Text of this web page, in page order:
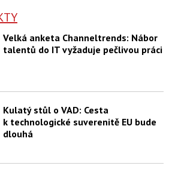
Velká anketa Channeltrends: Nábor
talentů do IT vyžaduje pečlivou práci
Kulatý stůl o VAD: Cesta
k technologické suverenitě EU bude
dlouhá